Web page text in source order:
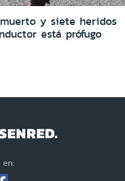
y siete heridos
está prófugo
en: